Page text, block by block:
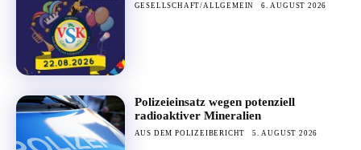
GESELLSCHAFT/ALLGEMEIN 6. AUGUST 2026
Polizeieinsatz wegen potenziell
radioaktiver Mineralien
AUS DEM POLIZEIBERICHT 5. AUGUST 2026